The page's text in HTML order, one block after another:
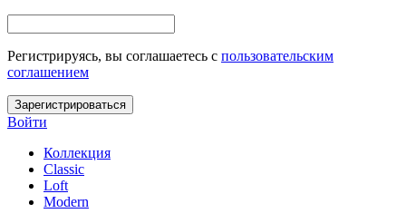
Регистрируясь, вы соглашаетесь c пользовательским
соглашением
Зарегистрироваться
Войти
Коллекция
Classic
Loft
Modern